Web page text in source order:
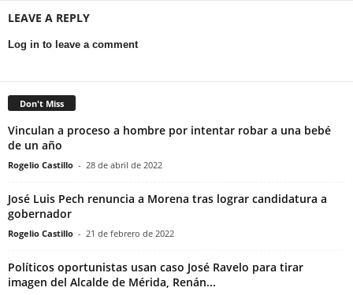
LEAVE A REPLY
Log in to leave a comment
Don't Miss
Vinculan a proceso a hombre por intentar robar a una bebé
de un año
Rogelio Castillo - 28 de abril de 2022
José Luis Pech renuncia a Morena tras lograr candidatura a
gobernador
Rogelio Castillo - 21 de febrero de 2022
Políticos oportunistas usan caso José Ravelo para tirar
imagen del Alcalde de Mérida, Renán...